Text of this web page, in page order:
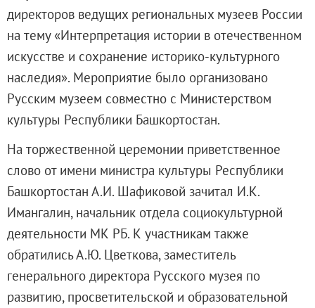
Русское искусство первой половины
Древнерусское искусство ХII—XVII
Русское искусство XVIII века
Русское искусство второй половины
Русское народное искусство XVII-XXI
Будущие выставки
Выездные выставки
Садко
Михаил Нестеров
Архив выставок
Степан Эрьзя – скульптор мира. К
Эпоха Императора Александра III и её
Архип Куинджи. Иллюзия света
Русская традиция
Наш авангард
директоров ведущих региональных музеев России
на тему «Интерпретация истории в отечественном
искусстве и сохранение историко-культурного
наследия». Мероприятие было организовано
Русским музеем совместно с Министерством
культуры Республики Башкортостан.
На торжественной церемонии приветственное
слово от имени министра культуры Республики
Башкортостан А.И. Шафиковой зачитал И.К.
Имангалин, начальник отдела социокультурной
деятельности МК РБ. К участникам также
обратились А.Ю. Цветкова, заместитель
генерального директора Русского музея по
развитию, просветительской и образовательной